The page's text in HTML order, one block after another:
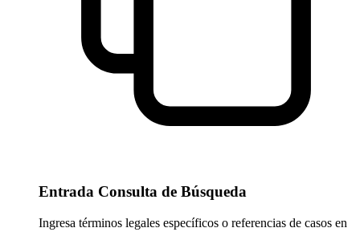
Entrada Consulta de Búsqueda
Ingresa términos legales específicos o referencias de casos en